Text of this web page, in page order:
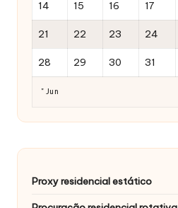
14 15 16 17
21 22 23 24
28 29 30 31
" Jun
Proxy residencial estático